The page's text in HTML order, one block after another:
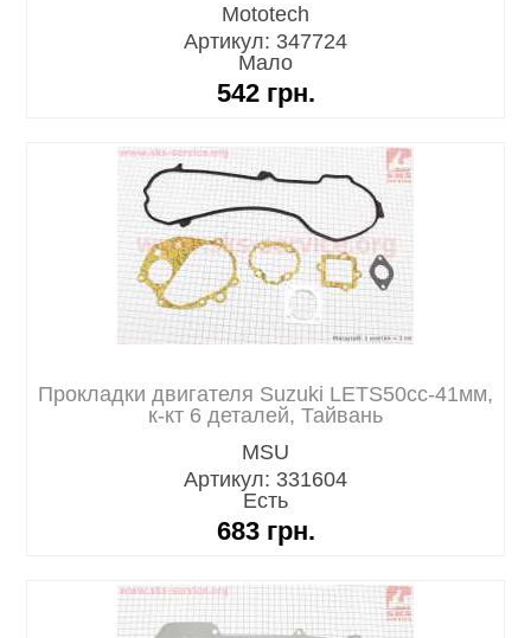
Mototech
Артикул: 347724
Мало
542 грн.
Прокладки двигателя Suzuki LETS50cc-41мм,
к-кт 6 деталей, Тайвань
MSU
Артикул: 331604
Есть
683 грн.